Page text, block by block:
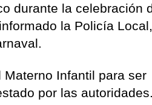
durante la celebración
la Policía
Infantil para ser
por las